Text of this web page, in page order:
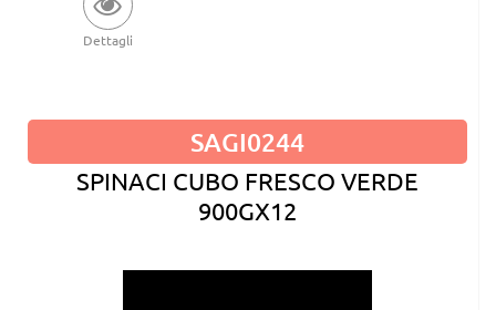
Dettagli
SAGI0244
SPINACI CUBO FRESCO VERDE
900GX12